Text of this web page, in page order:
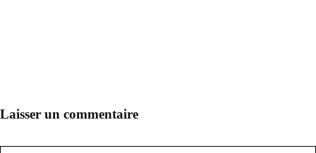
Laisser un commentaire